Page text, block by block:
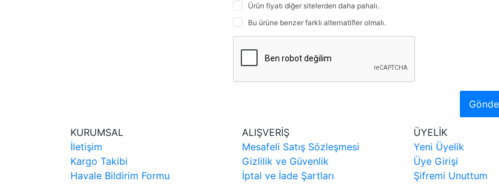
Ürün fiyatı diğer sitelerden daha pahalı.
Bu ürüne benzer farklı alternatifler olmalı.
KURUMSAL
İletişim
Kargo Takibi
Havale Bildirim Formu
ALIŞVERİŞ
Mesafeli Satış Sözleşmesi
Gizlilik ve Güvenlik
İptal ve İade Şartları
ÜYELİK
Yeni Üyelik
Üye Girişi
Şifremi Unuttum